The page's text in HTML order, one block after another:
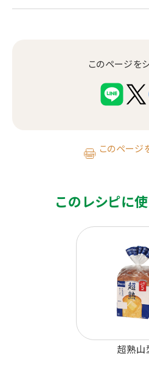
このページを
このページ
このレシピに
超熟山